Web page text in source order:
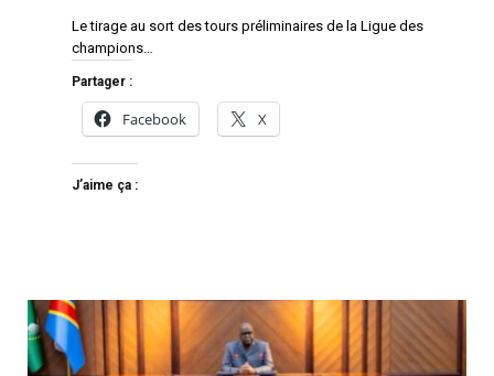
Le tirage au sort des tours préliminaires de la Ligue des
champions…
Partager :
Facebook X
J’aime ça :